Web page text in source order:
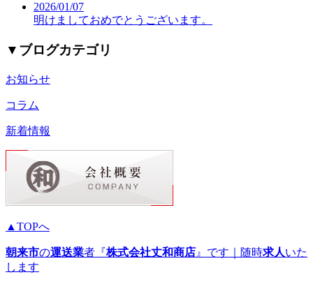
2026/01/07
明けましておめでとうございます。
▼ ブログカテゴリ
お知らせ
コラム
新着情報
▲TOPへ
朝来市の運送業者『株式会社丈和商店 』です｜随時求人いた
します